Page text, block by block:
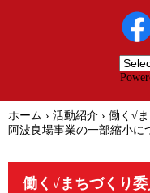
ホーム › 活動紹介 › 働く√
阿波良場事業の一部縮小に
働く√まちづくり